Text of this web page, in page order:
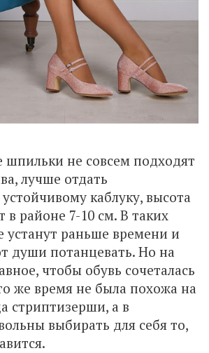
шпильки не совсем подходят
лучше отдать
каблуку, высота
в районе 7-10 см. В таких
устанут раньше времени и
души потанцевать. Но на
чтобы обувь сочеталась
же время не была похожа на
стриптизерши, а в
выбирать для себя то,